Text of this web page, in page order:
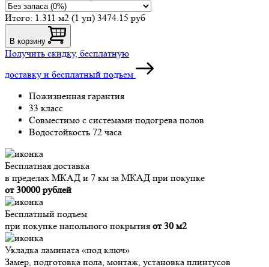
Итого: 1.311 м2 (1 уп) 3474.15 руб
В корзину
Получить скидку, бесплатную
доставку и бесплатный подъем
Пожизненная гарантия
33 класс
Совместимо с системами подогрева полов
Водостойкость 72 часа
Бесплатная доставка
в пределах МКАД и 7 км за МКАД при покупке
от 30000 рублей
Бесплатный подъем
при покупке напольного покрытия от 30 м2
Укладка ламината «под ключ»
Замер, подготовка пола, монтаж, установка плинтусов